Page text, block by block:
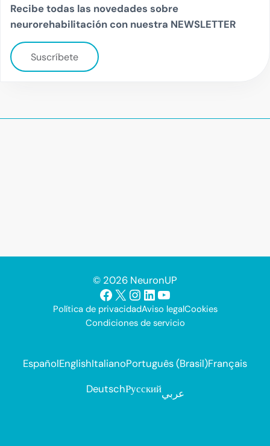
Recibe todas las novedades sobre
neurorehabilitación con nuestra NEWSLETTER
Suscríbete
© 2026 NeuronUP
Facebook
X Instagram
LinkedIn
YouTube
Política de privacidadAviso legalCookies
Condiciones de servicio
EspañolEnglishItalianoPortuguês (Brasil)Français
DeutschРусскийعربي